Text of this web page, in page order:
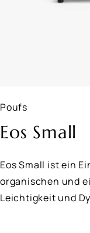
Poufs
Eos Small
Eos Small ist ein
organischen und
Leichtigkeit und